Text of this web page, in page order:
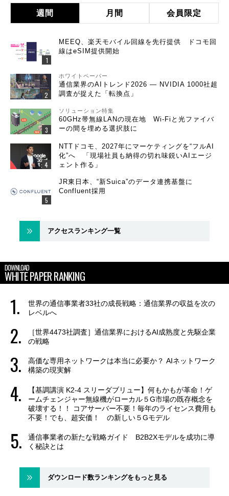
週間 月間 会員限定
MEEQ、楽天モバイル回線を先行提供 ドコモ回
線はeSIM提供開始
ホワイトペーパー
通信業界のAIトレンド2026 ― NVIDIA 1000社超
調査が捉えた「転換点」
ソリューション特集
60GHz帯無線LANの現在地 Wi-Fiと光ファイバ
ーの間を埋める選択肢に
NTTドコモ、2027年にマーケティングを“フルAI
化”へ 「現場社員も納得の切れ味鋭いAIエージ
ェント作る」
JR東日本、“新Suica”のデータ連携基盤に
Confluent採用
アクセスランキング一覧
DOWNLOAD
WHITE PAPER RANKING
世界の通信事業者33社の成長戦略：通信業界の収益を次の
レベルへ
［世界4473社調査］通信業界におけるAI成熟度と先駆企業
の戦略
高価な専用ネットワークは本当に必要か？ AIネットワーク
構築の現実解
【基調講演 K2-4 スリーダブリュー】何もかもが革命！ゲ
ームチェンジャー無線機がローカル５G市場の既存概念を
破壊する！！ コアサーバー不要！毎年のライセンス費用も
不要！でも、超安価！ の新しい５Gモデル
通信事業者の新たな戦略ガイド B2B2Xモデルを成功に導
く秘訣とは
ダウンロード数ランキングをもっと見る